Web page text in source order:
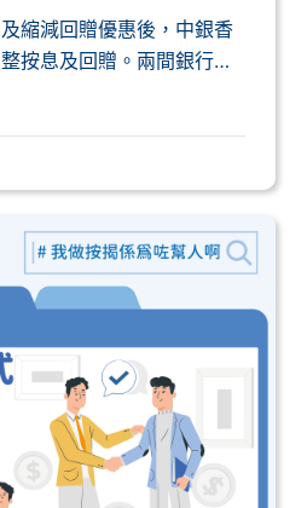
縮減回贈優惠後，中銀香
按息及回贈。兩間銀行都